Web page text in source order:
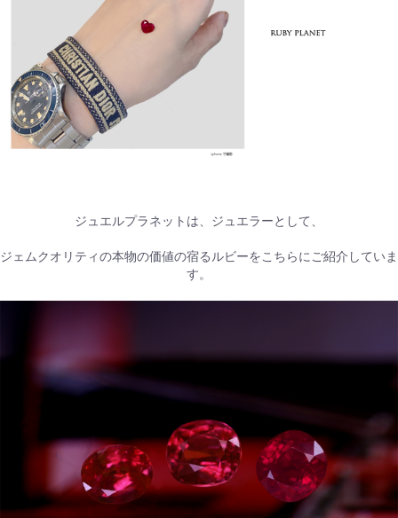
ジュエルプラネットは、ジュエラーとして、
ジェムクオリティの本物の価値の宿るルビーをこちらにご紹介していま
す。